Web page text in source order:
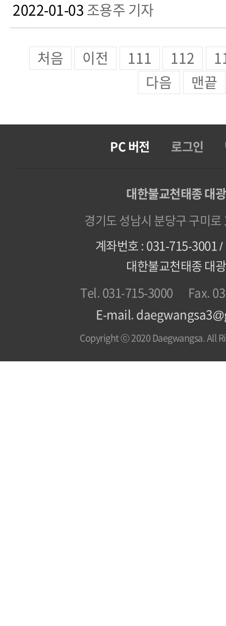
2022-01-03 조용주 기자
처음 이전 111 112
다음
맨끝
PC 버전 로그인
대한불교천태종 대
경기도 성남시 분당구 구미로
계좌번호 : 031-715-3001 /
대한불교천태종 대
Tel. 031-715-3000
Fax.
E-mail.
Copyright ⓒ 2020 Daegwangsa. All